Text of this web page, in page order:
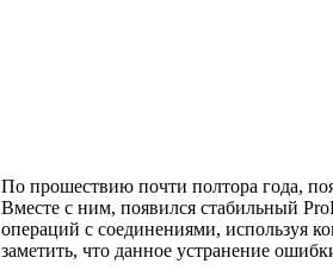
По прошествию почти полтора года,
Вместе с ним, появился стабильный
операций с соединениями, используя
заметить, что данное устранение